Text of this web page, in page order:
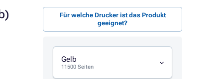
Für welche Drucker ist das Produkt
geeignet?
Gelb
11500 Seiten